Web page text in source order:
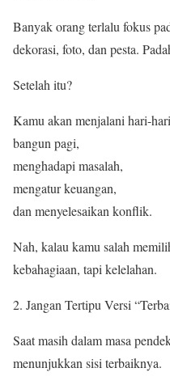
Banyak orang terlalu fokus
dekorasi, foto, dan pesta.
Setelah itu?
Kamu akan menjalani hari-
bangun pagi,
menghadapi masalah,
mengatur keuangan,
dan menyelesaikan konflik.
Nah, kalau kamu salah
kebahagiaan, tapi kelelahan.
Jangan Tertipu Versi
Saat masih dalam masa
menunjukkan sisi terbaiknya.